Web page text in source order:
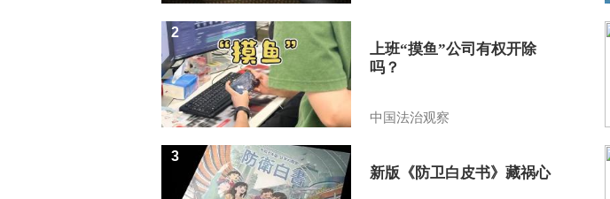
上班“摸鱼”公司有权开除
吗？
中国法治观察
2
新版《防卫白皮书》藏祸心
3